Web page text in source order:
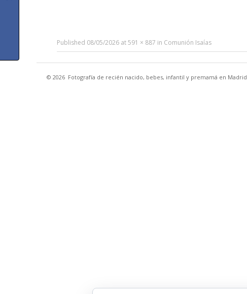
Published 08/05/2026 at591 × 887 in Comunión Isaías
© 2026 Fotografía de recién nacido, bebes, infantil y premamá en Madrid